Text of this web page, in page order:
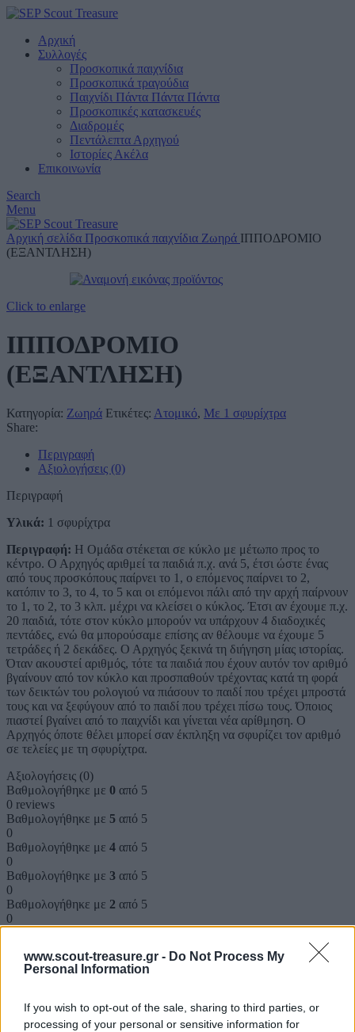
www.scout-treasure.gr - Do Not Process My
Personal Information
If you wish to opt-out of the sale, sharing to third parties, or
processing of your personal or sensitive information for
Αρχική
Συλλογές
Προσκοπικά παιχνίδια
Προσκοπικά τραγούδια
Παιχνίδι Πάντα Πάντα Πάντα
Προσκοπικές κατασκευές
Διαδρομές
Πεντάλεπτα Αρχηγού
Ιστορίες Ακέλα
Επικοινωνία
Search
Menu
Αρχική σελίδα Προσκοπικά παιχνίδια Ζωηρά ΙΠΠΟΔΡΟΜΙΟ
(ΕΞΑΝΤΛΗΣΗ)
Click to enlarge
ΙΠΠΟΔΡΟΜΙΟ
(ΕΞΑΝΤΛΗΣΗ)
Κατηγορία: Ζωηρά Ετικέτες: Ατομικό, Με 1 σφυρίχτρα
Share:
Περιγραφή
Αξιολογήσεις (0)
Περιγραφή
Υλικά: 1 σφυρίχτρα
Περιγραφή: Η Ομάδα στέκεται σε κύκλο με μέτωπο προς το
κέντρο. Ο Αρχηγός αριθμεί τα παιδιά π.χ. ανά 5, έτσι ώστε ένας
από τους προσκόπους παίρνει το 1, ο επόμενος παίρνει το 2,
κατόπιν το 3, το 4, το 5 και οι επόμενοι πάλι από την αρχή παίρνουν
το 1, το 2, το 3 κλπ. μέχρι να κλείσει ο κύκλος. Έτσι αν έχουμε π.χ.
20 παιδιά, τότε στον κύκλο μπορούν να υπάρχουν 4 διαδοχικές
πεντάδες, ενώ θα μπορούσαμε επίσης αν θέλουμε να έχουμε 5
τετράδες ή 2 δεκάδες. Ο Αρχηγός ξεκινά τη διήγηση μίας ιστορίας.
Όταν ακουστεί αριθμός, τότε τα παιδιά που έχουν αυτόν τον αριθμό
βγαίνουν από τον κύκλο και προσπαθούν τρέχοντας κατά τη φορά
των δεικτών του ρολογιού να πιάσουν το παιδί που τρέχει μπροστά
τους και να ξεφύγουν από το παιδί που τρέχει πίσω τους. Όποιος
πιαστεί βγαίνει από το παιχνίδι και γίνεται νέα αρίθμηση. Ο
Αρχηγός όποτε θέλει μπορεί σαν έκπληξη να σφυρίζει τον αριθμό
σε τελείες με τη σφυρίχτρα.
Αξιολογήσεις (0)
Βαθμολογήθηκε με 0 από 5
0 reviews
Βαθμολογήθηκε με 5 από 5
0
Βαθμολογήθηκε με 4 από 5
0
Βαθμολογήθηκε με 3 από 5
0
Βαθμολογήθηκε με 2 από 5
0
Αξιολογήσεις
Clear filters